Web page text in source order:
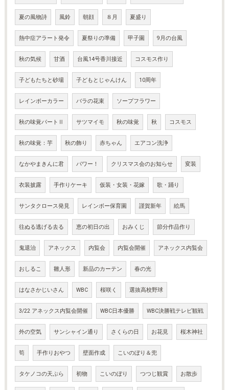
夏の風物詩 風鈴 朝顔 ８月 夏盛り
熱中症アラート発令 夏祭りの準備 甲子園 9月の台風
秋の気候 甘酒 台風14号香川接近 コスモス作り
子どもたちと砂場 子どもとじゃんけん 10周年
レインボーカラー バラの花束 ソープフラワー
秋の味覚パートⅡ サツマイモ 秋の味覚 秋 コスモス
秋の味覚：芋 秋の飾り 赤ちゃん エアコン洗浄
なかやまきんに君 パワー！ クリスマス会のお知らせ 変装
衣装披露 手作りケーキ 仮装・女装・花嫁 歌・踊り
サンタクロース発見 レインボー保育園 謹賀新年 絵馬
往ぬる逃げる去る 恵の初日の出 おみくじ 節分作品作り
鬼退治 アネックス 内覧会 内覧会開催 アネックス内覧会
おしるこ 雛人形 新品のカーテン 春の光
はなさかじいさん WBC 桜咲く 選抜高校野球
3/22 アネックス内覧会開催 WBC日本優勝 WBC決勝戦テレビ観戦
外の空気 サンシャイン通り さくらの日 お花見 桜木神社
筍 手作りおやつ 壁面作成 こいのぼり＆兜
タケノコの天ぷら 初物 こいのぼり つつじ観賞 お散歩